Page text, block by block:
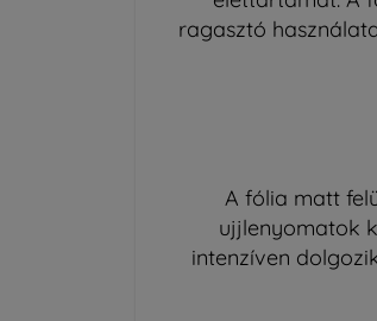
ragasztó
A fólia matt
ujjlenyomatok
intenzíven